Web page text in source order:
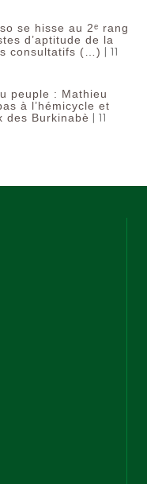
se hisse au 2ᵉ rang
d’aptitude de la
consultatifs (…) | 11
peuple : Mathieu
à l’hémicycle et
des Burkinabè | 11